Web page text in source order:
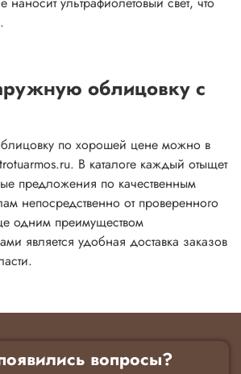
облицовку с
по хорошей цене можно в
В каталоге каждый отыщет
предложения по качественным
непосредственно от проверенного
одним преимуществом
является удобная доставка заказов
вопросы?